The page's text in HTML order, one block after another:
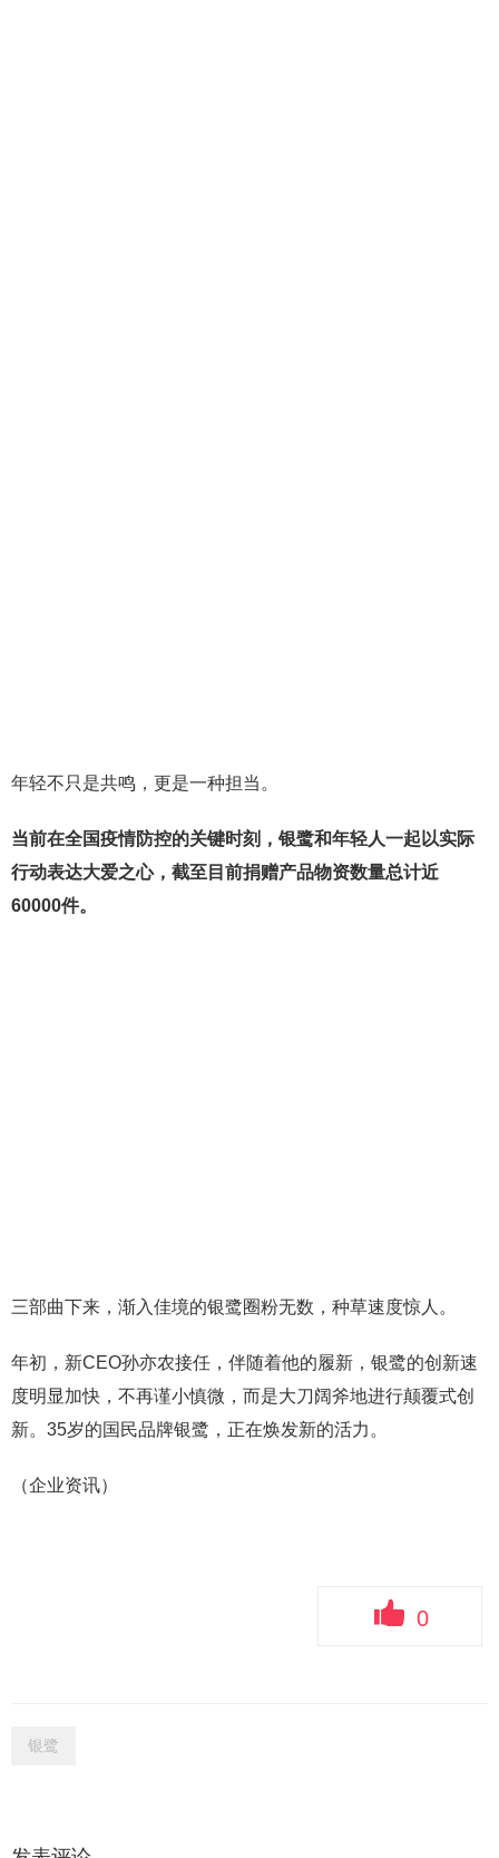
年轻不只是共鸣，更是一种担当。
当前在全国疫情防控的关键时刻，银鹭和年轻人一起以实际
行动表达大爱之心，截至目前捐赠产品物资数量总计近
60000件。
三部曲下来，渐入佳境的银鹭圈粉无数，种草速度惊人。
年初，新CEO孙亦农接任，伴随着他的履新，银鹭的创新速
度明显加快，不再谨小慎微，而是大刀阔斧地进行颠覆式创
新。35岁的国民品牌银鹭，正在焕发新的活力。
（企业资讯）
0
银鹭